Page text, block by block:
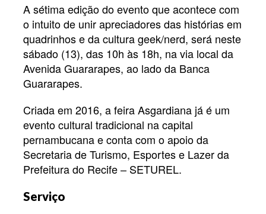
A sétima edição do evento que acontece com
o intuito de unir apreciadores das histórias em
quadrinhos e da cultura geek/nerd, será neste
sábado (13), das 10h às 18h, na via local da
Avenida Guararapes, ao lado da Banca
Guararapes.
Criada em 2016, a feira Asgardiana já é um
evento cultural tradicional na capital
pernambucana e conta com o apoio da
Secretaria de Turismo, Esportes e Lazer da
Prefeitura do Recife – SETUREL.
Serviço